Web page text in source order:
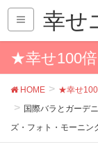
幸せ
★幸せ100
HOME ★幸せ100
国際バラとガーデ
ズ・フォト・モーニ